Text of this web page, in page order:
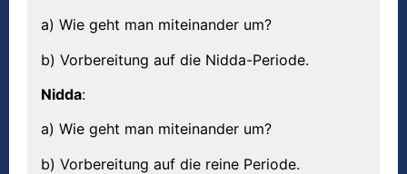
a) Wie geht man miteinander um?
b) Vorbereitung auf die Nidda-Periode.
Nidda:
a) Wie geht man miteinander um?
b) Vorbereitung auf die reine Periode.